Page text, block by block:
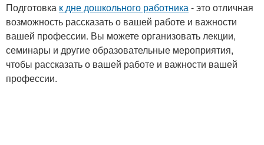
Подготовка к дне дошкольного работника- это отличная
возможность рассказать о вашей работе и важности
вашей профессии. Вы можете организовать лекции,
семинары и другие образовательные мероприятия,
чтобы рассказать о вашей работе и важности вашей
профессии.